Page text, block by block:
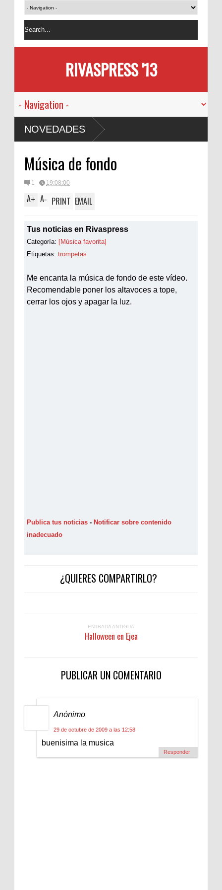
RIVASPRESS '13
NOVEDADES
Música de fondo
1 19:08:00
A+ A- PRINT EMAIL
Tus noticias en Rivaspress
Categoría: [Música favorita]
Etiquetas: trompetas
Me encanta la música de fondo de este vídeo.
Recomendable poner los altavoces a tope,
cerrar los ojos y apagar la luz.
Publica tus noticias - Notificar sobre contenido
inadecuado
¿QUIERES COMPARTIRLO?
ENTRADA ANTIGUA
Halloween en Ejea
PUBLICAR UN COMENTARIO
Anónimo
29 de octubre de 2009 a las 12:58
buenisima la musica
Responder